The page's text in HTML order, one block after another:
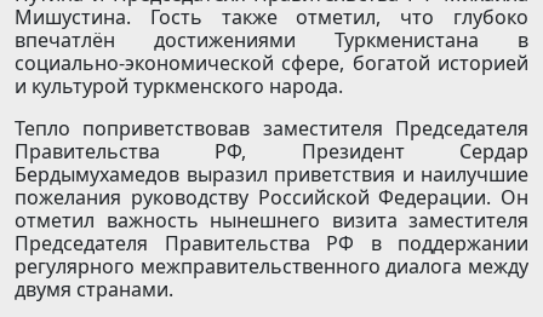
Мишустина. Гость также отметил, что глубоко
впечатлён достижениями Туркменистана в
социально-экономической сфере, богатой историей
и культурой туркменского народа.
Тепло поприветствовав заместителя Председателя
Правительства РФ, Президент Сердар
Бердымухамедов выразил приветствия и наилучшие
пожелания руководству Российской Федерации. Он
отметил важность нынешнего визита заместителя
Председателя Правительства РФ в поддержании
регулярного межправительственного диалога между
двумя странами.